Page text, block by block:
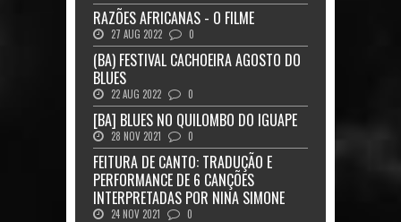
RAZÕES AFRICANAS - O FILME
27 AUG 2022 0
(BA) FESTIVAL CACHOEIRA AGOSTO DO
BLUES
22 AUG 2022 0
[BA] BLUES NO QUILOMBO DO IGUAPE
28 NOV 2021 0
FEITURA DE CANTO: TRADUÇÃO E
PERFORMANCE DE 6 CANÇÕES
INTERPRETADAS POR NINA SIMONE
24 NOV 2021 0